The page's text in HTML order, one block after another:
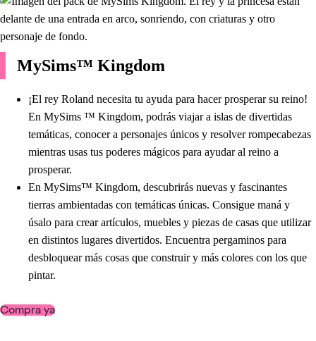
MySims™ Kingdom
¡El rey Roland necesita tu ayuda para hacer prosperar su reino!
En MySims ™ Kingdom, podrás viajar a islas de divertidas
temáticas, conocer a personajes únicos y resolver rompecabezas
mientras usas tus poderes mágicos para ayudar al reino a
prosperar.
En MySims™ Kingdom, descubrirás nuevas y fascinantes
tierras ambientadas con temáticas únicas. Consigue maná y
úsalo para crear artículos, muebles y piezas de casas que utilizar
en distintos lugares divertidos. Encuentra pergaminos para
desbloquear más cosas que construir y más colores con los que
pintar.
Compra ya